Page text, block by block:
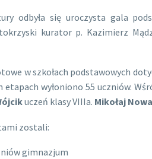
odbyła się uroczysta gala
kurator p. Kazimierz
w szkołach podstawowych
etapach wyłoniono 55 uczniów.
uczeń klasy VIIIa. Mikołaj
zostali:
gimnazjum